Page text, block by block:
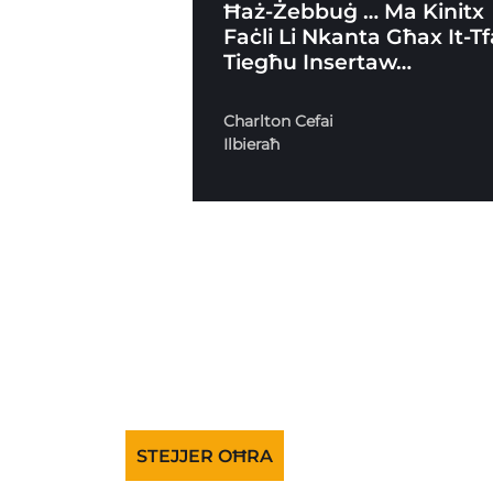
Ħaż-Żebbuġ … Ma Kinitx
Faċli Li Nkanta Għax It-
Tiegħu Insertaw…
Charlton Cefai
Ilbieraħ
STEJJER OĦRA